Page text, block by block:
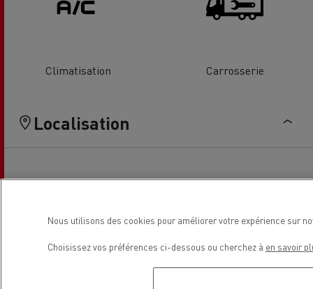
Climatisation Carrosserie
Localisation
Nous utilisons des cookies pour améliorer votre expérience sur
Choisissez vos préférences ci-dessous ou cherchez à en savoir